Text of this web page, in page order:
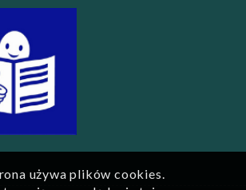
używa plików cookies.